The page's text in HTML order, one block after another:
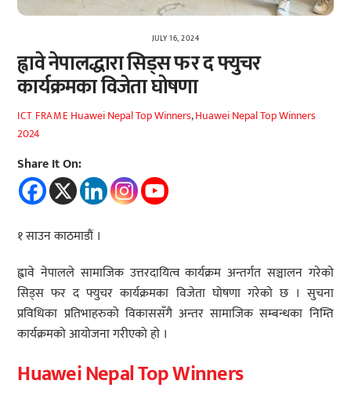
JULY 16, 2024
ह्वावे नेपालद्धारा सिड्स फर द फ्युचर
कार्यक्रमका विजेता घोषणा
ICT FRAME Huawei Nepal Top Winners,Huawei Nepal Top Winners
2024
Share It On:
१ साउन काठमाडौं ।
ह्वावे नेपालले सामाजिक उत्तरदायित्व कार्यक्रम अन्तर्गत सञ्चालन गरेको
सिड्स फर द फ्युचर कार्यक्रमका विजेता घोषणा गरेको छ । सुचना
प्रविधिका प्रतिभाहरुको विकाससँगै अन्तर सामाजिक सम्बन्धका निम्ति
कार्यक्रमको आयोजना गरीएको हो ।
Huawei Nepal Top Winners